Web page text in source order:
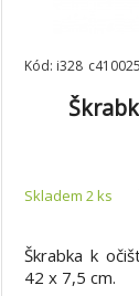
Kód: i328_c410025
Skladem 2ks
Škrabka k
42 x 7,5 cm.